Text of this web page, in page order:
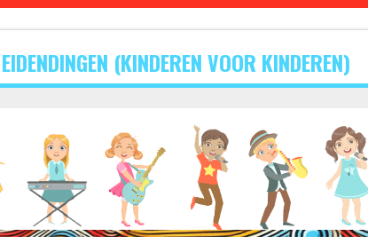
(KINDEREN VOOR KINDEREN)